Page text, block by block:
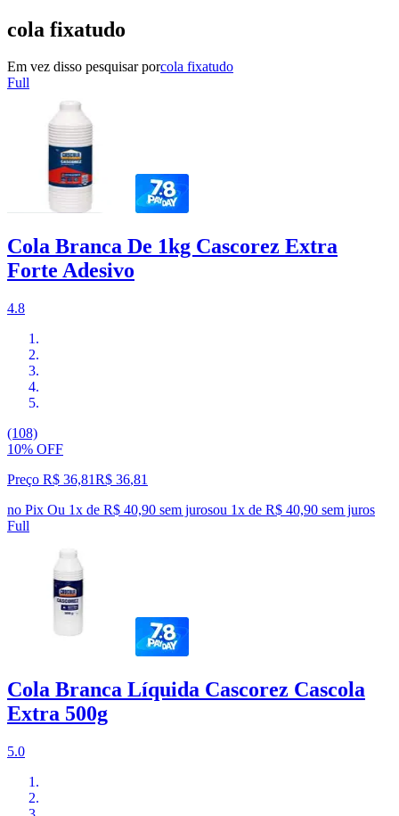
cola fixatudo
Em vez disso pesquisar porcola fixatudo
Full
Cola Branca De 1kg Cascorez Extra
Forte Adesivo
4.8
(108)
10% OFF
Preço R$ 36,81R$ 36,81
no Pix Ou 1x de R$ 40,90 sem jurosou 1x de R$ 40,90 sem juros
Full
Cola Branca Líquida Cascorez Cascola
Extra 500g
5.0